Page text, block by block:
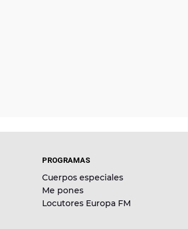
PROGRAMAS
Cuerpos especiales
Me pones
Locutores Europa FM